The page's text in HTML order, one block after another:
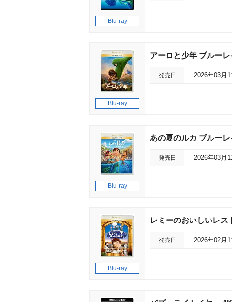
Blu-ray
Blu-ray
アーロと少年 ブルー
発売日 2026年03月
Blu-ray
あの夏のルカ ブルー
発売日 2026年03月
Blu-ray
レミーのおいしいレス
発売日 2026年02月